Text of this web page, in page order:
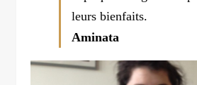
leurs bienfaits.
Aminata